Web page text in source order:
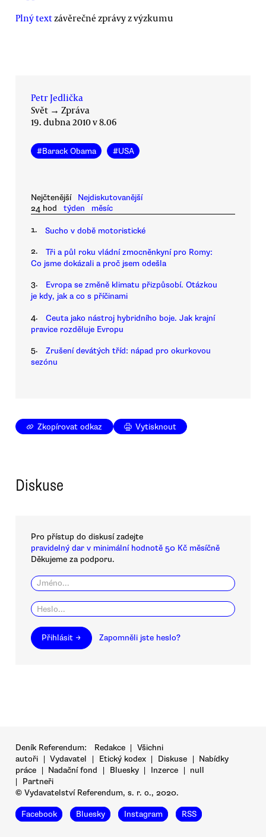
Plný text závěrečné zprávy z výzkumu
Petr Jedlička
Svět → Zpráva
19. dubna 2010 v 8.06
#Barack Obama #USA
Nejčtenější
Nejdiskutovanější
24 hod
týden měsíc
1. Sucho v době motoristické
2.
Tři a půl roku vládní zmocněnkyní pro Romy:
Co jsme dokázali a proč jsem odešla
3.
Evropa se změně klimatu přizpůsobí. Otázkou
je kdy, jak a co s příčinami
4.
Ceuta jako nástroj hybridního boje. Jak krajní
pravice rozděluje Evropu
5.
Zrušení devátých tříd: nápad pro okurkovou
sezónu
Zkopírovat odkaz Vytisknout
Diskuse
Pro přístup do diskusí zadejte
pravidelný dar v minimální hodnotě 50 Kč měsíčně
Děkujeme za podporu.
Přihlásit → Zapomněli jste heslo?
Deník Referendum: Redakce | Všichni
autoři | Vydavatel | Etický kodex | Diskuse | Nabídky
práce | Nadační fond | Bluesky | Inzerce | null
|
Partneři
© Vydavatelství Referendum, s. r. o., 2020.
Facebook Bluesky Instagram RSS